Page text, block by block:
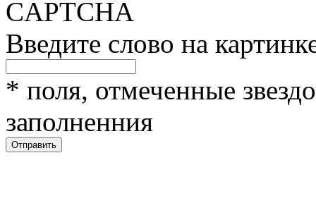
Введите слово на
* поля, отмеченные
заполненния